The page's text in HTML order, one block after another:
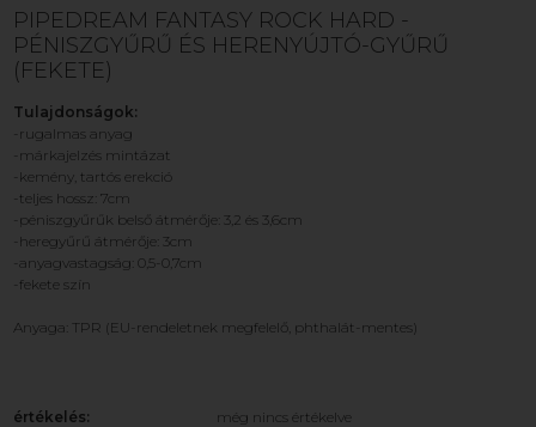
PIPEDREAM FANTASY ROCK HARD -
PÉNISZGYŰRŰ ÉS HERENYÚJTÓ-GYŰRŰ
(FEKETE)
Tulajdonságok:
-rugalmas anyag
-márkajelzés mintázat
-kemény, tartós erekció
-teljes hossz: 7cm
-péniszgyűrűk belső átmérője: 3,2 és 3,6cm
-heregyűrű átmérője: 3cm
-anyagvastagság: 0,5-0,7cm
-fekete szín
Anyaga: TPR (EU-rendeletnek megfelelő, phthalát-mentes)
értékelés:
még nincs értékelve